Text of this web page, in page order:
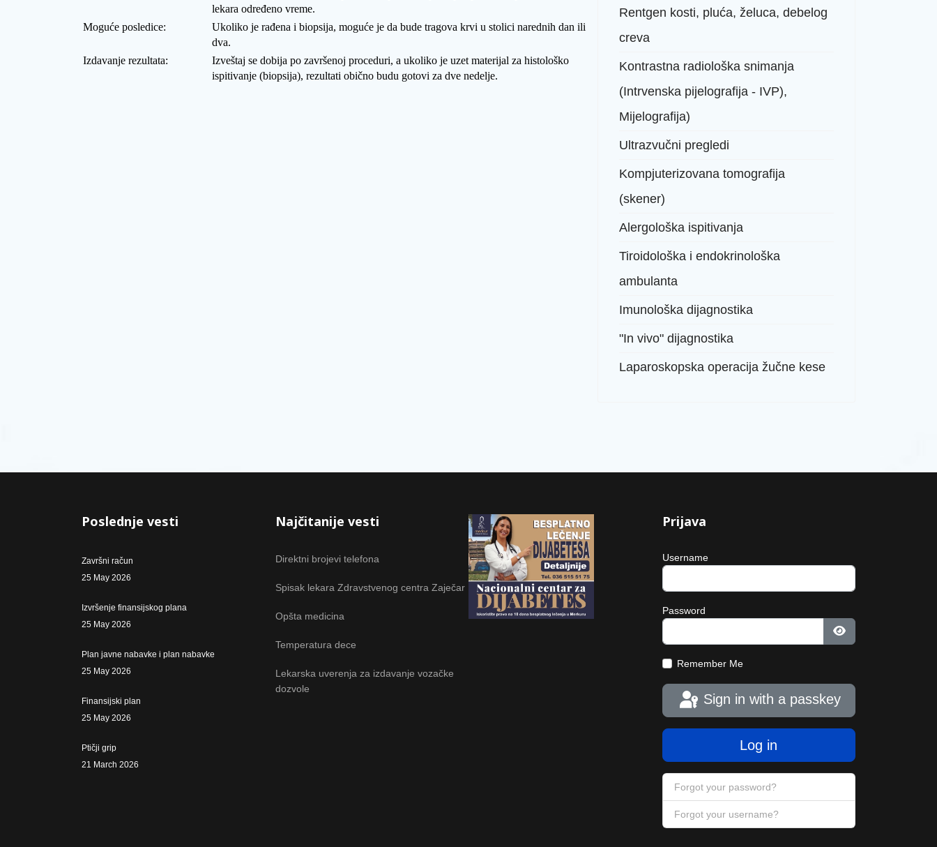
lekara određeno vreme.
Moguće posledice:
Ukoliko je rađena i biopsija, moguće je da bude tragova krvi u stolici narednih dan ili
dva.
Izdavanje rezultata:
Izveštaj se dobija po završenoj proceduri, a ukoliko je uzet materijal za histološko
ispitivanje (biopsija), rezultati obično budu gotovi za dve nedelje.
Rentgen kosti, pluća, želuca, debelog
creva
Kontrastna radiološka snimanja
(Intrvenska pijelografija - IVP),
Mijelografija)
Ultrazvučni pregledi
Kompjuterizovana tomografija
(skener)
Alergološka ispitivanja
Tiroidološka i endokrinološka
ambulanta
Imunološka dijagnostika
"In vivo" dijagnostika
Laparoskopska operacija žučne kese
Poslednje vesti
Završni račun
25 May 2026
Izvršenje finansijskog plana
25 May 2026
Plan javne nabavke i plan nabavke
25 May 2026
Finansijski plan
25 May 2026
Ptičji grip
21 March 2026
Najčitanije vesti
Direktni brojevi telefona
Spisak lekara Zdravstvenog centra Zaječar
Opšta medicina
Temperatura dece
Lekarska uverenja za izdavanje vozačke
dozvole
Prijava
Username
Password
Show Password
Remember Me
Sign in with a passkey
Log in
Forgot your password?
Forgot your username?